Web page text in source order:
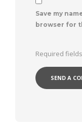
Save my
browser for
Required